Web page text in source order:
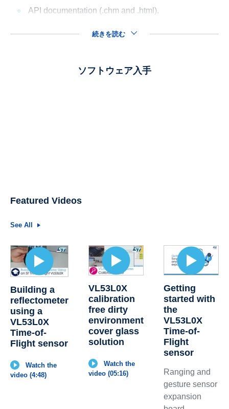
API documentation (.chm and .html).
続きを読む
ソフトウェア入手
Featured Videos
See All
Building a
reflectometer
using a
VL53L0X
Time-of-
Flight sensor
Watch the
video (4:48)
VL53L0X
calibration
free dirty
environment
cover glass
solution
Watch the
video (05:16)
Getting
started with
the
VL53L0X
Time-of-
Flight
sensor
Ranging and
gesture sensor
expansion